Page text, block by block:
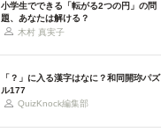
小学生でできる「転がる2つの円」の問
題、あなたは解ける？
木村 真実子
「？」に入る漢字はなに？和同開珎パズ
ル177
QuizKnock編集部